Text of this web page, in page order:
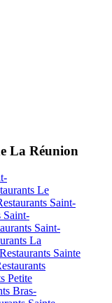
La Réunion
Le
Saint-
Saint-
Saint-
La
Restaurants Sainte
Petite
Bras-